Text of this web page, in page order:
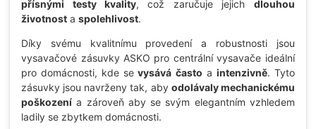
přísnými testy kvality, což zaručuje jejich dlouhou
životnost aspolehlivost.
Díky svému kvalitnímu provedení a robustnosti jsou
vysavačové zásuvky ASKO pro centrální vysavače ideální
pro domácnosti, kde se vysává často a intenzivně. Tyto
zásuvky jsou navrženy tak, aby odolávaly mechanickému
poškození a zároveň aby se svým elegantním vzhledem
ladily se zbytkem domácnosti.